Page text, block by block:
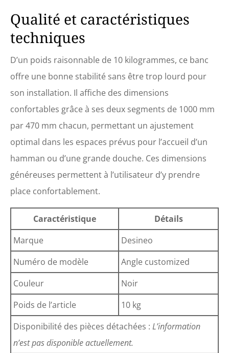
Qualité et caractéristiques
techniques
D’un poids raisonnable de 10 kilogrammes, ce banc
offre une bonne stabilité sans être trop lourd pour
son installation. Il affiche des dimensions
confortables grâce à ses deux segments de 1000 mm
par 470 mm chacun, permettant un ajustement
optimal dans les espaces prévus pour l’accueil d’un
hamman ou d’une grande douche. Ces dimensions
généreuses permettent à l’utilisateur d’y prendre
place confortablement.
Caractéristique
Détails
Marque
Desineo
Numéro de modèle
Angle customized
Couleur
Noir
Poids de l’article
10 kg
Disponibilité des pièces détachées : L’information
n’est pas disponible actuellement.